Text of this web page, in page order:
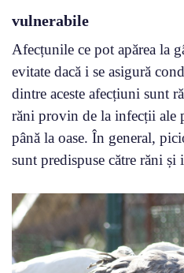
vulnerabile
Afecțunile ce pot apărea la
evitate dacă i se asigură
dintre aceste afecțiuni sunt
răni provin de la infecții ale
până la oase. În general,
sunt predispuse către răni și